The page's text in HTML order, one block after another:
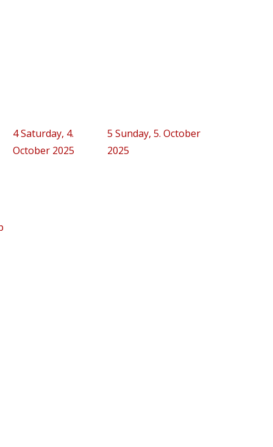
4Saturday, 4.
October 2025
5 Sunday, 5. October
2025